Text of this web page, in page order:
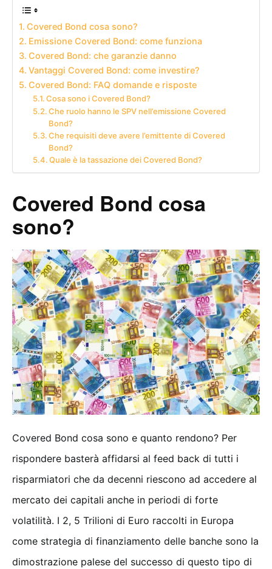
Covered Bond cosa sono?
Emissione Covered Bond: come funziona
Covered Bond: che garanzie danno
Vantaggi Covered Bond: come investire?
Covered Bond: FAQ domande e risposte
Cosa sono i Covered Bond?
Che ruolo hanno le SPV nell’emissione Covered
Bond?
Che requisiti deve avere l’emittente di Covered
Bond?
Quale è la tassazione dei Covered Bond?
Covered Bond cosa
sono?
Covered Bond cosa sono e quanto rendono? Per
rispondere basterà affidarsi al feed back di tutti i
risparmiatori che da decenni riescono ad accedere al
mercato dei capitali anche in periodi di forte
volatilità. I 2, 5 Trilioni di Euro raccolti in Europa
come strategia di finanziamento delle banche sono la
dimostrazione palese del successo di questo tipo di